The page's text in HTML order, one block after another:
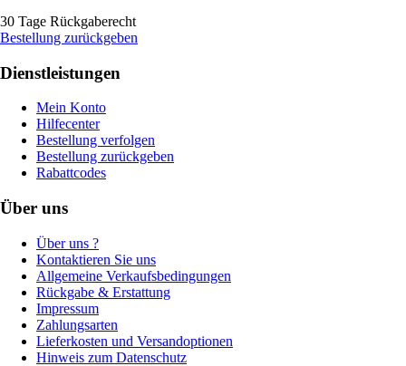
30 Tage Rückgaberecht
Bestellung zurückgeben
Dienstleistungen
Mein Konto
Hilfecenter
Bestellung verfolgen
Bestellung zurückgeben
Rabattcodes
Über uns
Über uns ?
Kontaktieren Sie uns
Allgemeine Verkaufsbedingungen
Rückgabe & Erstattung
Impressum
Zahlungsarten
Lieferkosten und Versandoptionen
Hinweis zum Datenschutz